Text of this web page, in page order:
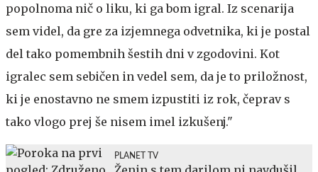
popolnoma nič o liku, ki ga bom igral. Iz scenarija
sem videl, da gre za izjemnega odvetnika, ki je postal
del tako pomembnih šestih dni v zgodovini. Kot
igralec sem sebičen in vedel sem, da je to priložnost,
ki je enostavno ne smem izpustiti iz rok, čeprav s
tako vlogo prej še nisem imel izkušenj."
PLANET TV